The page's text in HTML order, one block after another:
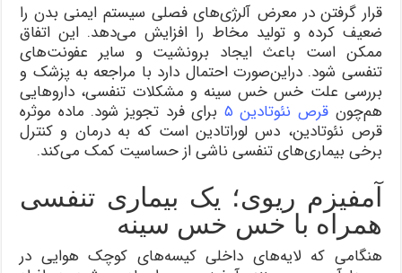
قرار گرفتن در معرض آلرژی‌های فصلی سیستم ایمنی بدن را
ضعیف کرده و تولید مخاط را افزایش می‌دهد. این اتفاق
ممکن است باعث ایجاد برونشیت و سایر عفونت‌های
تنفسی شود. دراین‌صورت احتمال دارد با مراجعه به پزشک و
بررسی علت خس خس سینه و مشکلات تنفسی، داروهایی
هم‌چون قرص نئوتادین ۵
برای فرد تجویز شود. ماده موثره
قرص نئوتادین، دس لوراتادین است که به درمان و کنترل
برخی بیماری‌های تنفسی ناشی از حساسیت کمک می‌کند.
آمفیزم ریوی؛ یک بیماری تنفسی
همراه با خس خس سینه
هنگامی که لایه‌های داخلی کیسه‌های کوچک هوایی در